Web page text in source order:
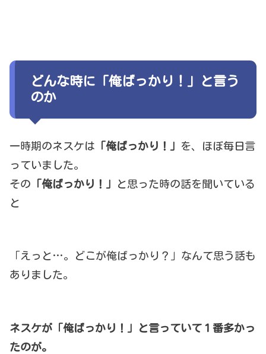
どんな時に「俺ばっかり！」と言う
のか
一時期のネスケは 「俺ばっかり！」
を、ほぼ毎日言
っていました。
その 「俺ばっかり！」
と思った時の話を聞いている
と
「えっと…。どこが俺ばっかり？」なんて思う話も
ありました。
ネスケが「俺ばっかり！」と言っていて１番多かっ
たのが。